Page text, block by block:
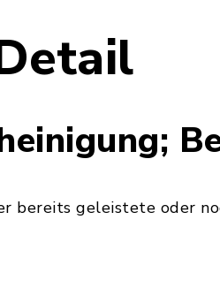
bereits geleistete oder